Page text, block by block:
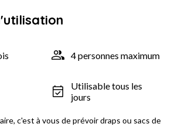
4 personnes maximum
Utilisable tous les
jours
c'est à vous de prévoir draps ou sacs de